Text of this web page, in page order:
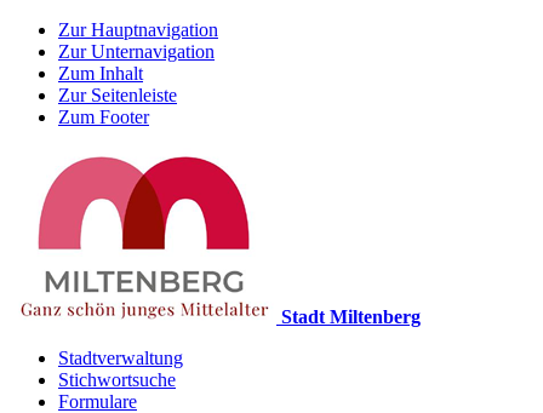
Zur Hauptnavigation
Zur Unternavigation
Zum Inhalt
Zur Seitenleiste
Zum Footer
Stadt Miltenberg
Stadtverwaltung
Stichwortsuche
Formulare